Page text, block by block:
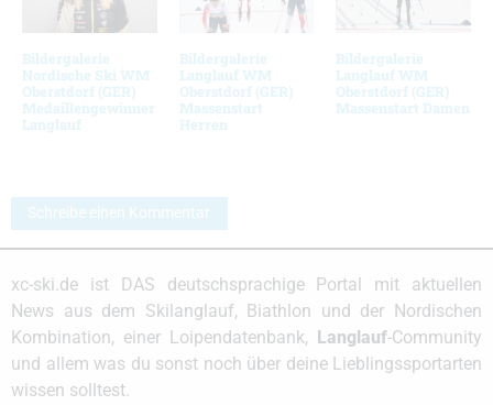
Bildergalerie
Nordische Ski WM
Oberstdorf (GER)
Medaillengewinner
Langlauf
Bildergalerie
Langlauf WM
Oberstdorf (GER)
Massenstart
Herren
Bildergalerie
Langlauf WM
Oberstdorf (GER)
Massenstart Damen
Schreibe einen Kommentar
xc-ski.de ist DAS deutschsprachige Portal mit aktuellen
News aus dem Skilanglauf, Biathlon und der Nordischen
Kombination, einer Loipendatenbank,
Langlauf-Community
und allem was du sonst noch über deine Lieblingssportarten
wissen solltest.